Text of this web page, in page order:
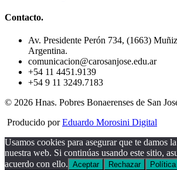
Contacto.
Av. Presidente Perón 734, (1663)
Argentina.
comunicacion@carosanjose.edu.ar
+54 11 4451.9139
+54 9 11 3249.7183
© 2026 Hnas. Pobres Bonaerenses de San
Producido porEduardo Morosini Digital
Usamos cookies para asegurar que te damos
nuestra web. Si continúas usando este sitio,
acuerdo con ello. Aceptar Rechazar